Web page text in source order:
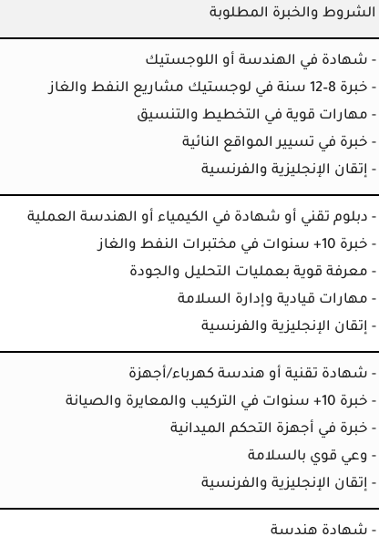
الشروط والخبرة المطلوبة
- شهادة في الهندسة أو اللوجستيك
- خبرة 8–12 سنة في لوجستيك مشاريع النفط والغاز
- مهارات قوية في التخطيط والتنسيق
- خبرة في تسيير المواقع النائية
- إتقان الإنجليزية والفرنسية
- دبلوم تقني أو شهادة في الكيمياء أو الهندسة العملية
- خبرة 10+ سنوات في مختبرات النفط والغاز
- معرفة قوية بعمليات التحليل والجودة
- مهارات قيادية وإدارة السلامة
- إتقان الإنجليزية والفرنسية
- شهادة تقنية أو هندسة كهرباء/أجهزة
- خبرة 10+ سنوات في التركيب والمعايرة والصيانة
- خبرة في أجهزة التحكم الميدانية
- وعي قوي بالسلامة
- إتقان الإنجليزية والفرنسية
- شهادة هندسة